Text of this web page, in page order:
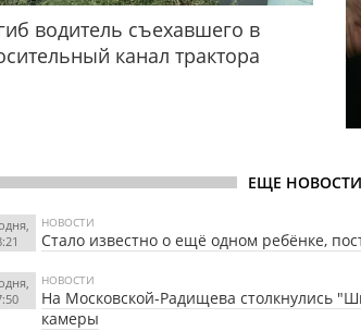
водитель съехавшего в
канал трактора
ЕЩЕ НОВОСТИ
НОВОСТИ
Стало известно о ещё одном ребёнке,
НОВОСТИ
На Московской-Радищева столкнулись
камеры